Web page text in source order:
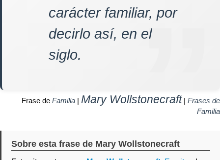
carácter familiar, por
decirlo así, en el
siglo.
Frase de Familia | Mary Wollstonecraft| Frases de
Familia
Sobre esta frase de Mary Wollstonecraft